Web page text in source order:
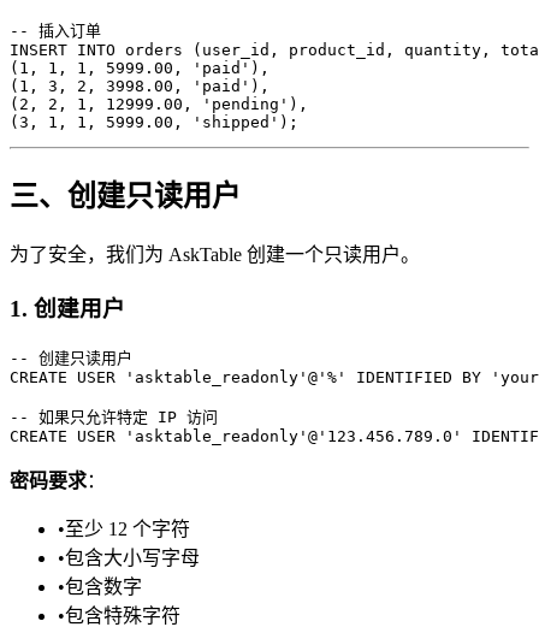
-- 插入订单
INSERT INTO orders (user_id, product_id, quantity,
(1, 1, 1, 5999.00, 'paid'),
(1, 3, 2, 3998.00, 'paid'),
(2, 2, 1, 12999.00, 'pending'),
三、创建只读用户
为了安全，我们为 AskTable 创建一个只读用户。
1. 创建用户
-- 创建只读用户
CREATE USER 'asktable_readonly'@'%' IDENTIFIED BY
-- 如果只允许特定 IP 访问
密码要求：
•至少 12 个字符
•包含大小写字母
•包含数字
•包含特殊字符